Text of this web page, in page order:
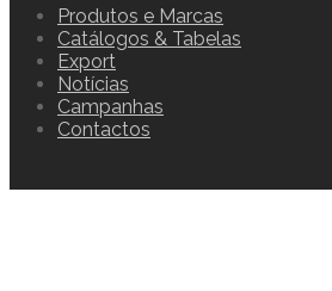
Produtos e Marcas
Catálogos & Tabelas
Export
Notícias
Campanhas
Contactos